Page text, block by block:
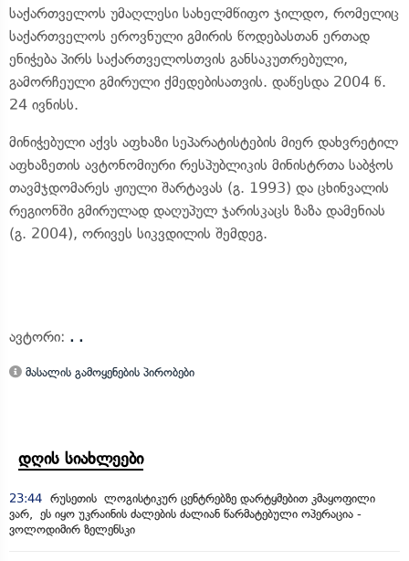
საქართველოს უმაღლესი სახელმწიფო ჯილდო, რომელიც
საქართველოს ეროვნული გმირის წოდებასთან ერთად
ენიჭება პირს საქართველოსთვის განსაკუთრებული,
გამორჩეული გმირული ქმედებისათვის. დაწესდა 2004 წ.
24 ივნისს.
მინიჭებული აქვს აფხაზი სეპარატისტების მიერ დახვრეტილ
აფხაზეთის ავტონომიური რესპუბლიკის მინისტრთა საბჭოს
თავმჯდომარეს ჟიული შარტავას (გ. 1993) და ცხინვალის
რეგიონში გმირულად დაღუპულ ჯარისკაცს ზაზა დამენიას
(გ. 2004), ორივეს სიკვდილის შემდეგ.
ავტორი: . .
მასალის გამოყენების პირობები
დღის სიახლეები
23:44 რუსეთის ლოგისტიკურ ცენტრებზე დარტყმებით კმაყოფილი
ვარ, ეს იყო უკრაინის ძალების ძალიან წარმატებული ოპერაცია -
ვოლოდიმირ ზელენსკი